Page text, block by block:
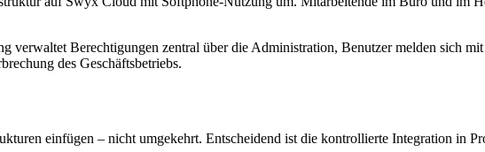
Berechtigungen zentral über die Administration, Benutzer melden sich
des Geschäftsbetriebs.
einfügen – nicht umgekehrt. Entscheidend ist die kontrollierte Integration in